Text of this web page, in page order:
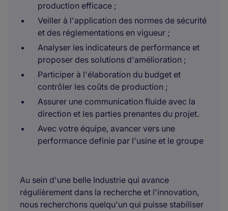
production efficace ;
Veiller à l'application des normes de sécurité
et des réglementations en vigueur ;
Analyser les indicateurs de performance et
proposer des solutions d'amélioration ;
Participer à l'élaboration du budget et
contrôler les coûts de production ;
Assurer une communication fluide avec la
direction et les parties prenantes du projet.
Avec votre équipe, avancer vers une
performance definie par l'usine et le groupe
Au sein d'une belle Industrie qui avance
régulièrement dans la recherche et l'innovation,
nous recherchons quelqu'un qui puisse stabiliser